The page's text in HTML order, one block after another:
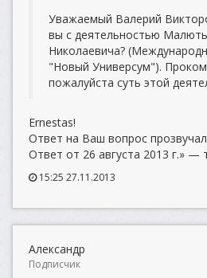
Уважаемый Валерий
вы с деятельностью
Николаевича?
"Новый Универсум").
пожалуйста суть этой
Ernestas!
Ответ на Ваш вопрос
Ответ от 26 августа 2013 г.» —
15:25 27.11.2013
Александр
Подписчик